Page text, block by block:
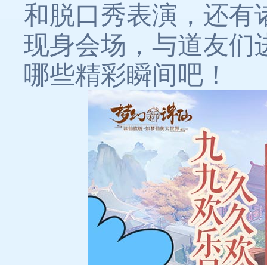
和脱口秀表演，还有
现身会场，与道友们
哪些精彩瞬间吧！